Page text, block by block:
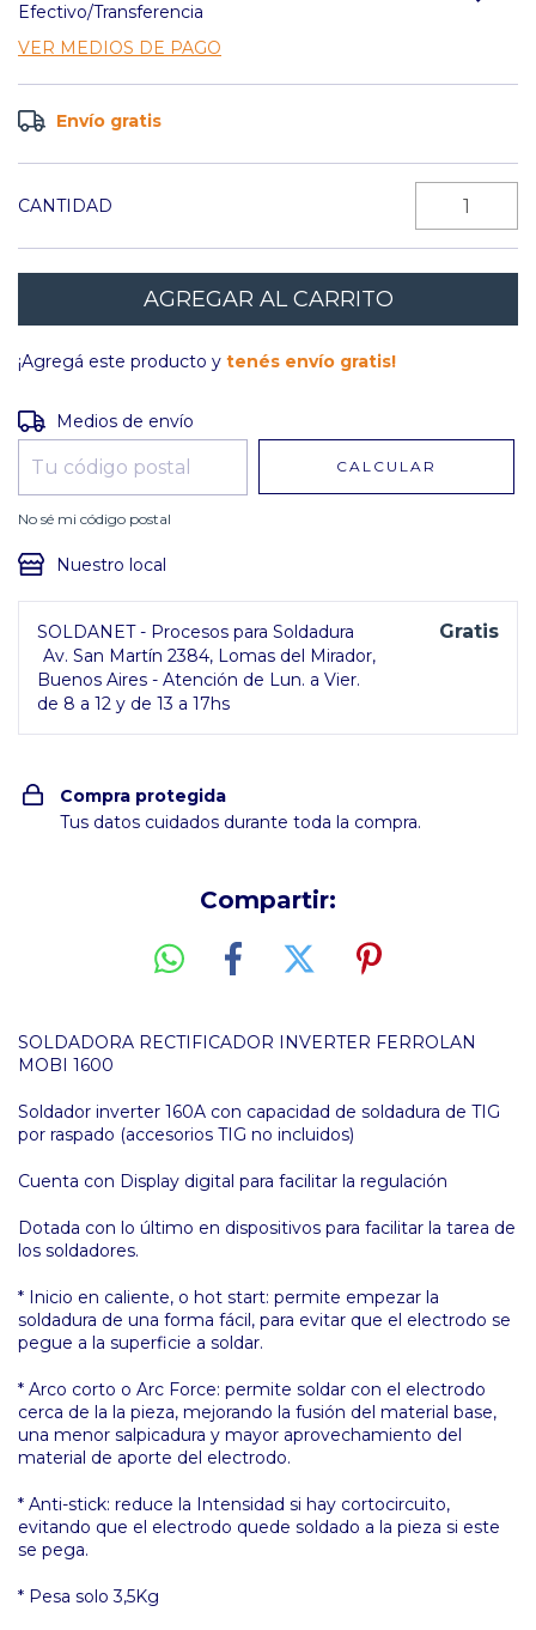
Efectivo/Transferencia
VER MEDIOS DE PAGO
Envío gratis
CANTIDAD
¡Agregá este producto y tenés envío gratis!
Entregas para el CP:
Medios de envío
CALCULAR
No sé mi código postal
Nuestro local
SOLDANET - Procesos para Soldadura
Av. San Martín 2384, Lomas del Mirador,
Buenos Aires - Atención de Lun. a Vier.
de 8 a 12 y de 13 a 17hs
Gratis
Compra protegida
Tus datos cuidados durante toda la compra.
Compartir:
SOLDADORA RECTIFICADOR INVERTER FERROLAN
MOBI 1600
Soldador inverter 160A con capacidad de soldadura de TIG
por raspado (accesorios TIG no incluidos)
Cuenta con Display digital para facilitar la regulación
Dotada con lo último en dispositivos para facilitar la tarea de
los soldadores.
* Inicio en caliente, o hot start: permite empezar la
soldadura de una forma fácil, para evitar que el electrodo se
pegue a la superficie a soldar.
* Arco corto o Arc Force: permite soldar con el electrodo
cerca de la la pieza, mejorando la fusión del material base,
una menor salpicadura y mayor aprovechamiento del
material de aporte del electrodo.
* Anti-stick: reduce la Intensidad si hay cortocircuito,
evitando que el electrodo quede soldado a la pieza si este
se pega.
* Pesa solo 3,5Kg